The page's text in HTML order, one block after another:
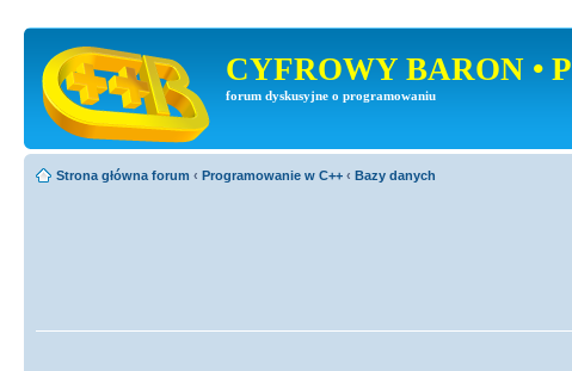
CYFROWY BARON •
forum dyskusyjne o programowaniu
Strona główna forum ‹ Programowanie w C++ ‹ Bazy danych